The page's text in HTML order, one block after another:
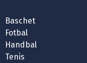
Baschet
Fotbal
Handbal
Tenis